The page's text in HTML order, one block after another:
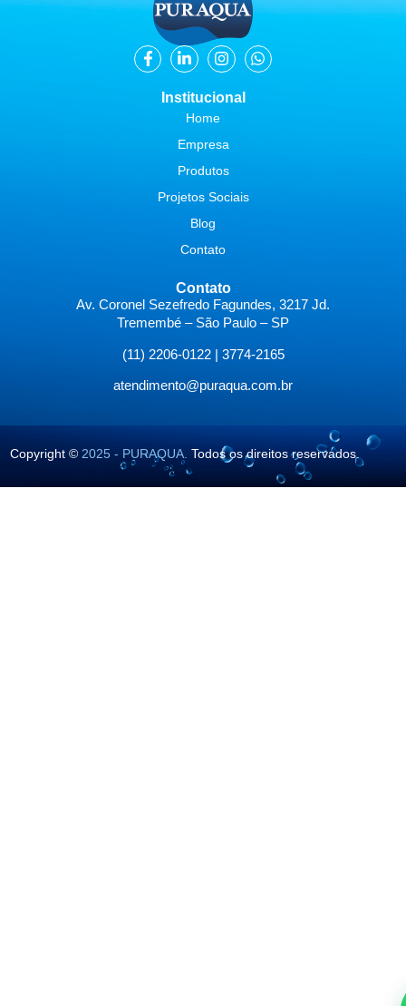
Institucional
Home
Empresa
Produtos
Projetos Sociais
Blog
Contato
Contato
Av. Coronel Sezefredo Fagundes, 3217 Jd.
Tremembé – São Paulo – SP
(11) 2206-0122 | 3774-2165
atendimento@puraqua.com.br
Copyright © 2025 - PURAQUA. Todos os direitos reservados.